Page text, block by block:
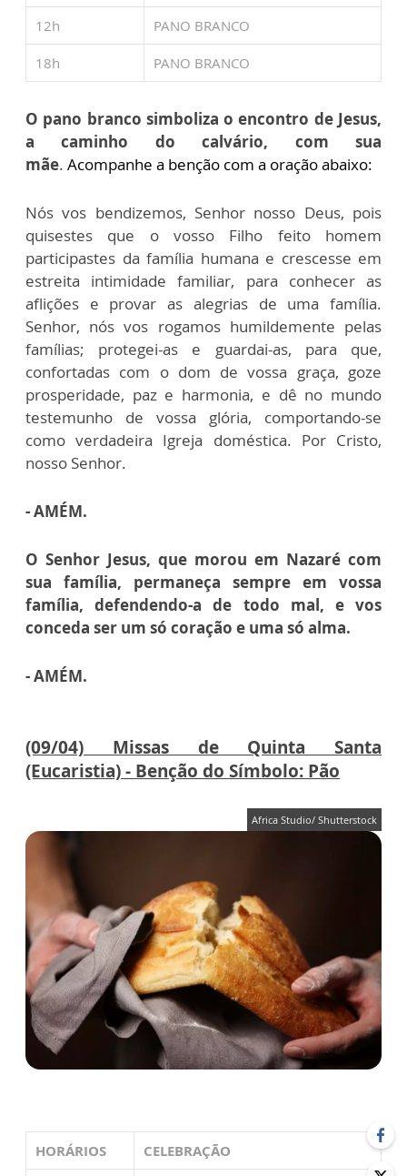
12h PANO BRANCO
18h PANO BRANCO
O pano branco simboliza o encontro de Jesus,
a caminho do calvário, com sua
mãe. Acompanhe a benção com a oração abaixo:
Nós vos bendizemos, Senhor nosso Deus, pois
quisestes que o vosso Filho feito homem
participastes da família humana e crescesse em
estreita intimidade familiar, para conhecer as
aflições e provar as alegrias de uma família.
Senhor, nós vos rogamos humildemente pelas
famílias; protegei-as e guardai-as, para que,
confortadas com o dom de vossa graça, goze
prosperidade, paz e harmonia, e dê no mundo
testemunho de vossa glória, comportando-se
como verdadeira Igreja doméstica. Por Cristo,
nosso Senhor.
- AMÉM.
O Senhor Jesus, que morou em Nazaré com
sua família, permaneça sempre em vossa
família, defendendo-a de todo mal, e vos
conceda ser um só coração e uma só alma.
- AMÉM.
(09/04) Missas de Quinta Santa
(Eucaristia) - Benção do Símbolo: Pão
Africa Studio/ Shutterstock
HORÁRIOS CELEBRAÇÃO